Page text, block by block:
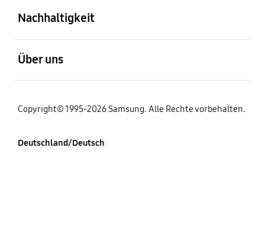
Nachhaltigkeit
Über uns
Copyright© 1995-2026 Samsung. Alle Rechte vorbehalten.
Deutschland/Deutsch